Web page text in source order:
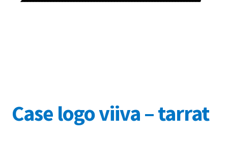
Tietoa meistä
Case logo viiva – tarrat